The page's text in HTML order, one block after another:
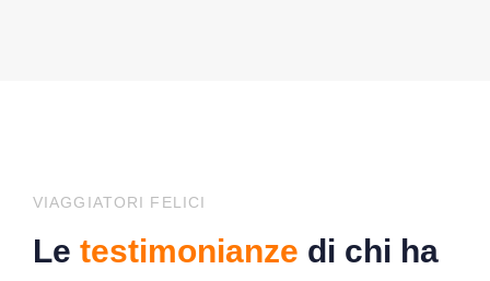
VIAGGIATORI FELICI
Le testimonianze di chi ha